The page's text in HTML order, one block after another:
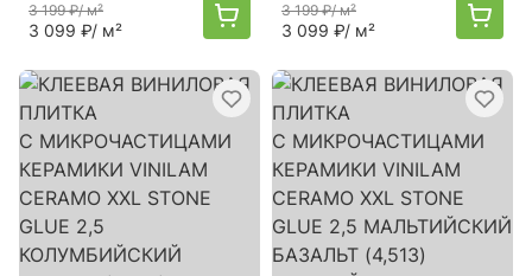
3 199 ₽/ м²
3 099 ₽/ м²
3 199 ₽/ м²
3 099 ₽/ м²